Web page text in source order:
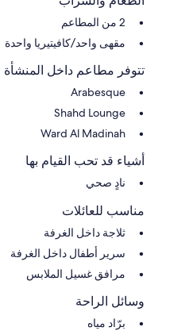
2 من المطاعم
مقهى واحد/كافيتيريا واحدة
تتوفر مطاعم داخل المنشأة
Arabesque
Shahd Lounge
Ward Al Madinah
أشياء قد تحب القيام بها
نادٍ صحي
مناسب للعائلات
ثلاجة داخل الغرفة
سرير أطفال داخل الغرفة
مرافق غسيل الملابس
وسائل الراحة
برّاد مياه